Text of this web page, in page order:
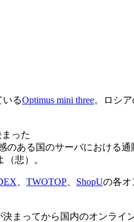
るOptimus mini three。ロシ
った
のある国のサーバにおける
悲）。
TWOTOP ShopUの各オ
まってから国内のオンライ